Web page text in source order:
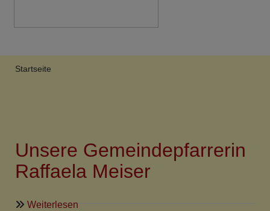
Breadcrumb
Startseite
Unsere Gemeindepfarrerin
Raffaela Meiser
Weiterlesen